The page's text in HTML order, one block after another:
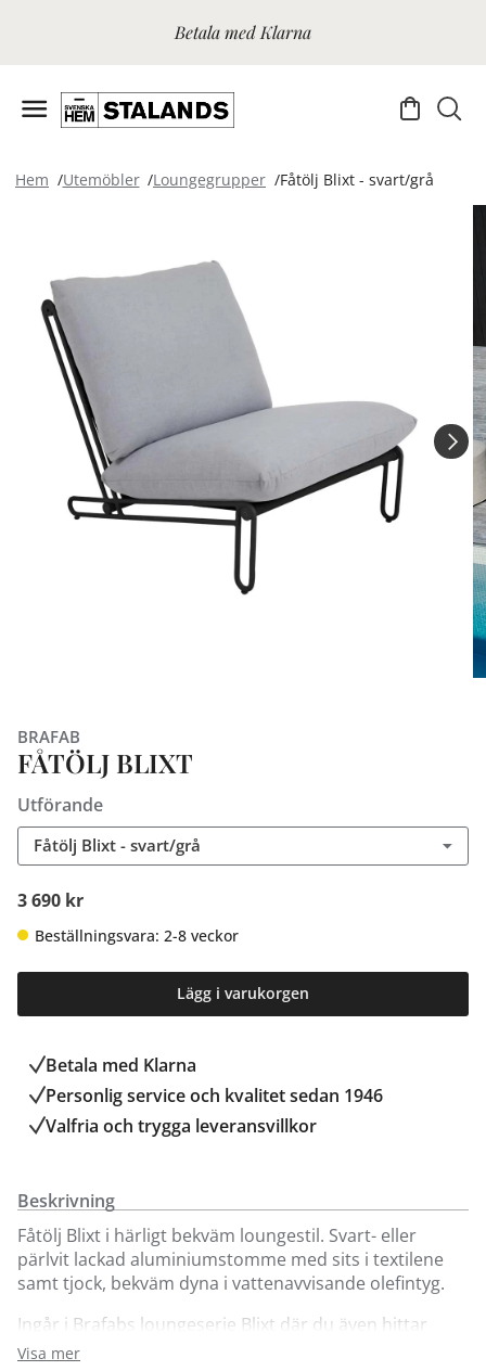
Betala med Klarna
Hem Utemöbler Loungegrupper Fåtölj Blixt - svart/grå
BRAFAB
FÅTÖLJ BLIXT
Utförande
Fåtölj Blixt - svart/grå
3 690 kr
Beställningsvara: 2-8 veckor
Lägg i varukorgen
Betala med Klarna
Personlig service och kvalitet sedan 1946
Valfria och trygga leveransvillkor
Beskrivning
Fåtölj Blixt i härligt bekväm loungestil. Svart- eller
pärlvit lackad aluminiumstomme med sits i textilene
samt tjock, bekväm dyna i vattenavvisande olefintyg.
Ingår i Brafabs loungeserie Blixt där du även hittar
soffa (byggbar) samt soffbord i olika storlekar.
Visa mer